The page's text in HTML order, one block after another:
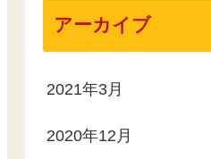
アーカイブ
2021年3月
2020年12月